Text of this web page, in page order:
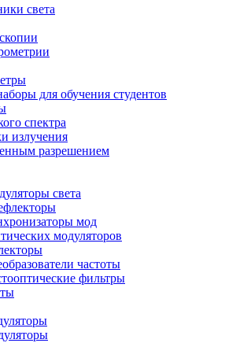
света
для обучения студентов
спектра
излучения
разрешением
света
мод
модуляторов
частоты
фильтры